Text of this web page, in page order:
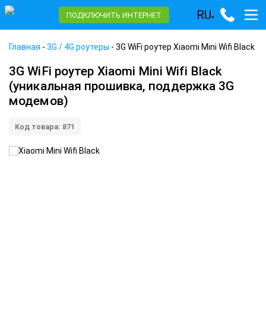
ПОДКЛЮЧИТЬ ИНТЕРНЕТ RU▾
Главная - 3G / 4G роутеры - 3G WiFi роутер Xiaomi Mini Wifi Black
3G WiFi роутер Xiaomi Mini Wifi Black
(уникальная прошивка, поддержка 3G
модемов)
Код товара: 871